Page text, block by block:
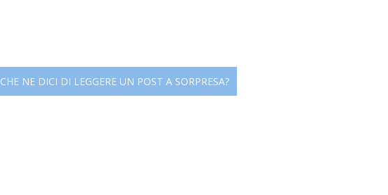
CHE NE DICI DI LEGGERE UN POST A SORPRESA?